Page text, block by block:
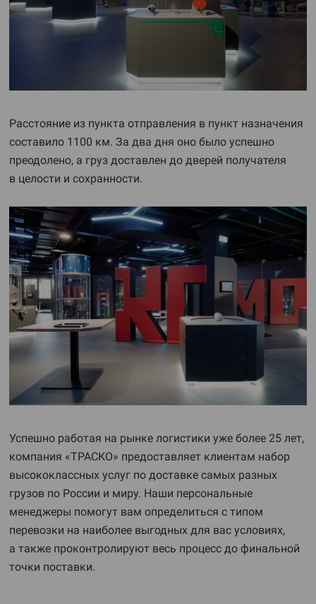
Расстояние из пункта отправления в пункт назначения
составило 1100 км. За два дня оно было успешно
преодолено, а груз доставлен до дверей получателя
в целости и сохранности.
Успешно работая на рынке логистики уже более 25 лет,
компания «ТРАСКО» предоставляет клиентам набор
высококлассных услуг по доставке самых разных
грузов по России и миру. Наши персональные
менеджеры помогут вам определиться с типом
перевозки на наиболее выгодных для вас условиях,
а также проконтролируют весь процесс до финальной
точки поставки.